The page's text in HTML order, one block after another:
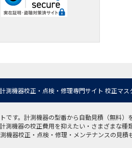
機器校正・点検・修理専門サイト 校正マス
です。計測機器の型番から自動見積（無料）
測機器の校正費用を抑えたい・さまざまな種
機器校正・点検・修理・メンテナンスの見積